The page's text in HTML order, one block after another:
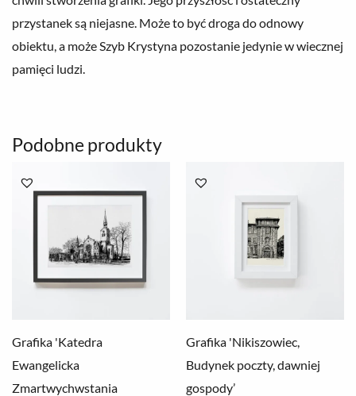
przystanek są niejasne. Może to być droga do odnowy
obiektu, a może Szyb Krystyna pozostanie jedynie w wiecznej
pamięci ludzi.
Podobne produkty
Grafika 'Katedra
Ewangelicka
Zmartwychwstania
od
do
250.00 zł
Grafika 'Nikiszowiec,
Budynek poczty, dawniej
gospody’
od
250.00 zł